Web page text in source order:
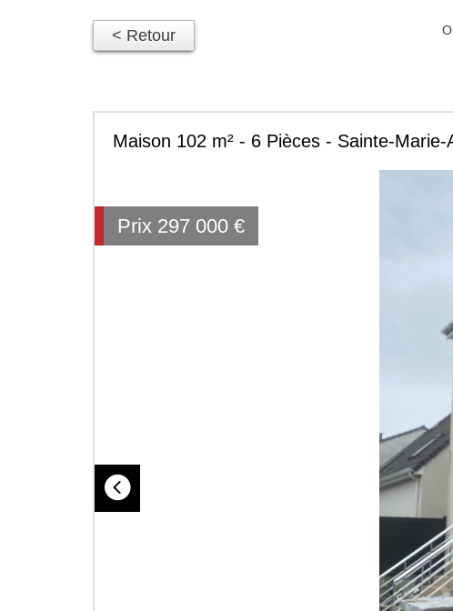
< Retour
Maison 102 m² - 6 Pièces - Sainte-
Prix 297 000 €